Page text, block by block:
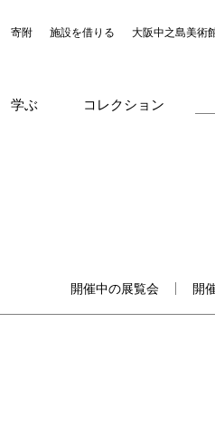
寄附 施設を借りる 大阪中之島美術
学ぶ コレクション
開催中の展覧会 開